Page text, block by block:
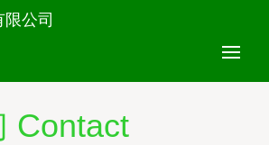
公司
Contact